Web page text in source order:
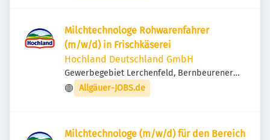
Milchtechnologe Rohwarenfahrer
(m/w/d) in Frischkäserei
Hochland Deutschland GmbH
Gewerbegebiet Lerchenfeld, Bernbeurener
Str. 14, 86956 Schongau, Deutschland
Allgäuer-JOBS.de
Milchtechnologe (m/w/d) für den Bereich